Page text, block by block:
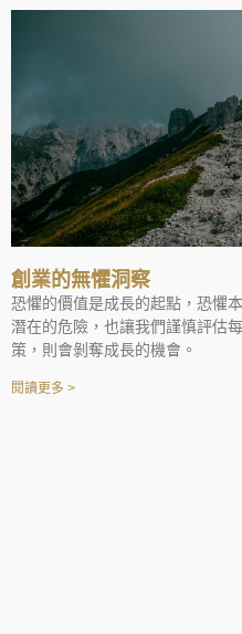
創業的無懼洞察
恐懼的價值是成長的起點，恐懼
潛在的危險，也讓我們謹慎評估
策，則會剝奪成長的機會。
閱讀更多 >